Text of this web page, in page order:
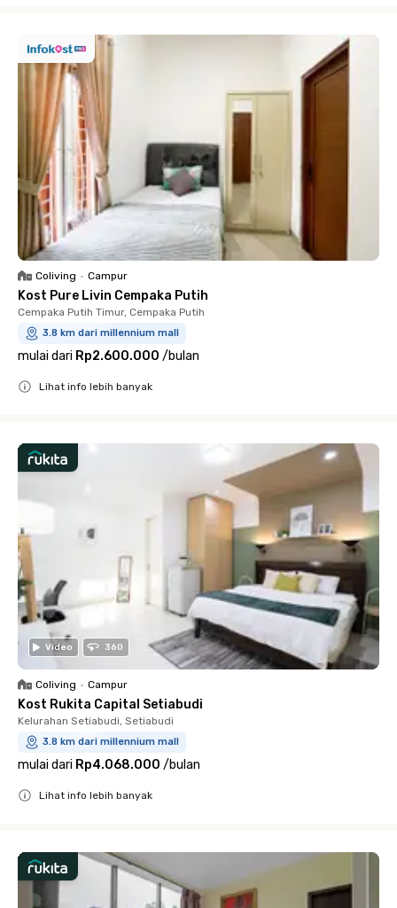
Coliving • Campur
Kost Pure Livin Cempaka Putih
Cempaka Putih Timur, Cempaka Putih
3.8 km dari millennium mall
mulai dari Rp2.600.000 /bulan
Lihat info lebih banyak
Video 360
Coliving • Campur
Kost Rukita Capital Setiabudi
Kelurahan Setiabudi, Setiabudi
3.8 km dari millennium mall
mulai dari Rp4.068.000 /bulan
Lihat info lebih banyak